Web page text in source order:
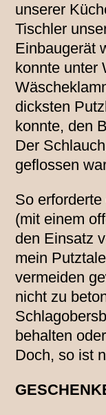
unserer
Tischler
Einbaugerät
konnte unter
dicksten
konnte, den
Der
geflossen
So
(mit einem
den Einsatz
mein
vermeiden
nicht zu
behalten
Doch, so ist